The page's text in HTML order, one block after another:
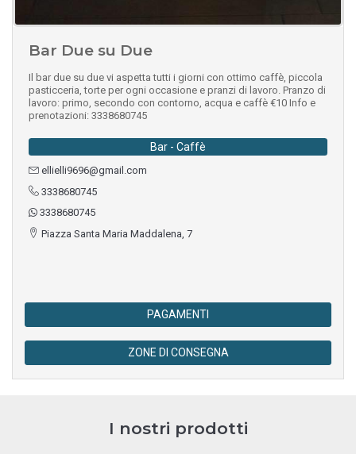
Bar Due su Due
Il bar due su due vi aspetta tutti i giorni con ottimo caffè, piccola
pasticceria, torte per ogni occasione e pranzi di lavoro. Pranzo di
lavoro: primo, secondo con contorno, acqua e caffè €10 Info e
prenotazioni: 3338680745
Bar - Caffè
ellielli9696@gmail.com
3338680745
3338680745
Piazza Santa Maria Maddalena, 7
PAGAMENTI
ZONE DI CONSEGNA
I nostri prodotti